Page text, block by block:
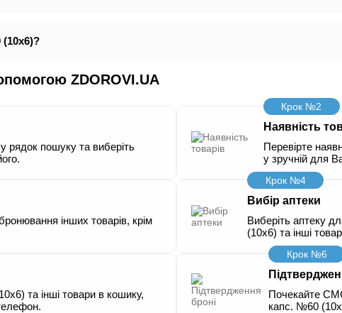
ZDOROVI.UA
рядок пошуку та виберіть
Крок №2
Наявність
Перевірте
у зручній для
інших товарів, крім
Крок №4
Вибір аптеки
Виберіть аптеку
(10х6) та інші
та інші товари в кошику,
Крок №6
Почекайте
капс. №60